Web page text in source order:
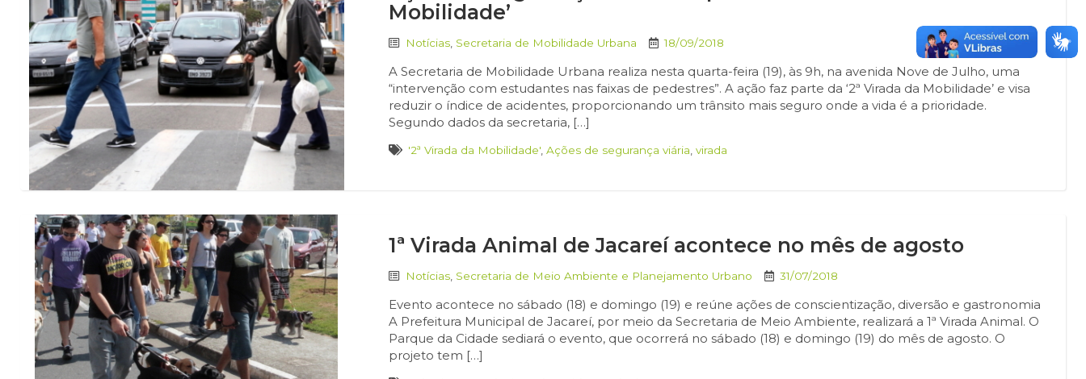
Mobilidade’
Notícias Secretaria de Mobilidade Urbana 18/09/2018
A Secretaria de Mobilidade Urbana realiza nesta quarta-feira (19), às 9h, na avenida Nove de Julho, uma
“intervenção com estudantes nas faixas de pedestres”. A ação faz parte da ‘2ª Virada da Mobilidade’ e visa
reduzir o índice de acidentes, proporcionando um trânsito mais seguro onde a vida é a prioridade.
Segundo dados da secretaria, […]
'2ª Virada da Mobilidade' ,Ações de segurança viária ,virada
1ª Virada Animal de Jacareí acontece no mês de agosto
Notícias Secretaria de Meio Ambiente e Planejamento Urbano 31/07/2018
Evento acontece no sábado (18) e domingo (19) e reúne ações de conscientização, diversão e gastronomia
A Prefeitura Municipal de Jacareí, por meio da Secretaria de Meio Ambiente, realizará a 1ª Virada Animal. O
Parque da Cidade sediará o evento, que ocorrerá no sábado (18) e domingo (19) do mês de agosto. O
projeto tem […]